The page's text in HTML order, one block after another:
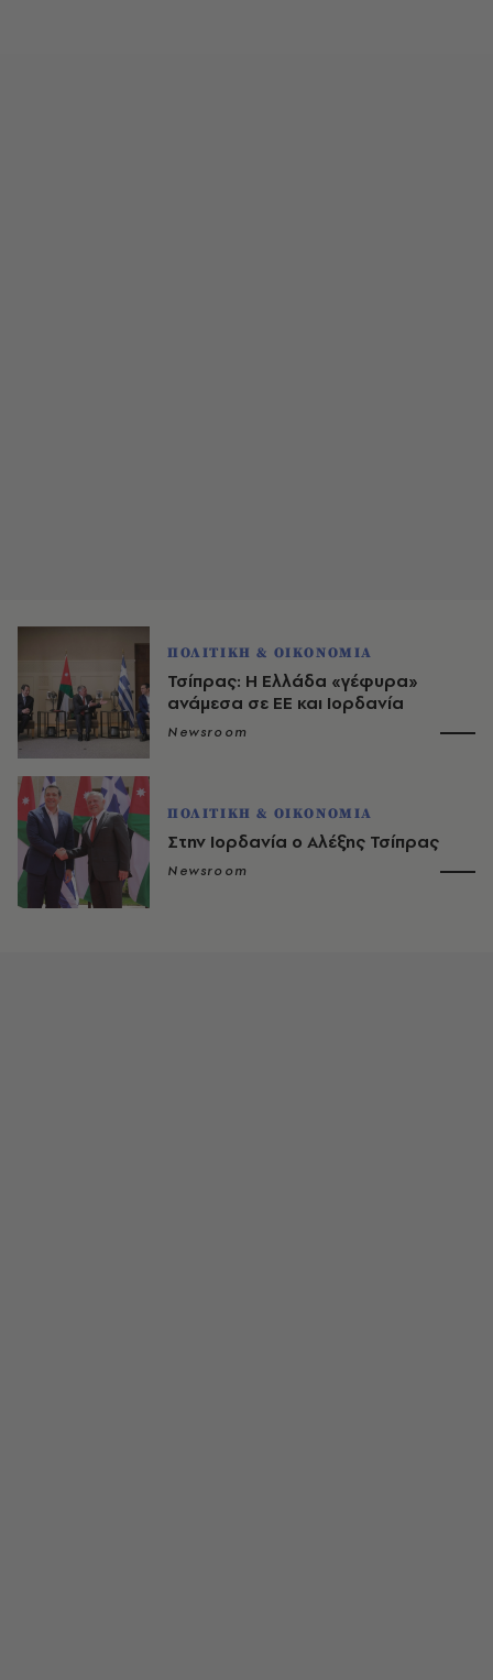
ΠΟΛΙΤΙΚΗ & ΟΙΚΟΝΟΜΙΑ
Τσίπρας: Η Ελλάδα «γέφυρα»
ανάμεσα σε ΕΕ και Ιορδανία
Newsroom
ΠΟΛΙΤΙΚΗ & ΟΙΚΟΝΟΜΙΑ
Στην Ιορδανία ο Αλέξης Τσίπρας
Newsroom